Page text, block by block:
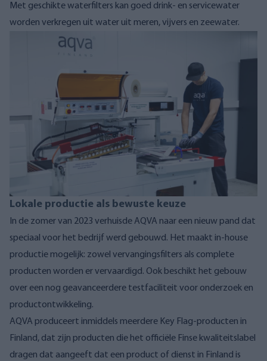
Met geschikte waterfilters kan goed drink- en servicewater
worden verkregen uit water uit meren, vijvers en zeewater.
Lokale productie als bewuste keuze
In de zomer van 2023 verhuisde AQVA naar een nieuw pand dat
speciaal voor het bedrijf werd gebouwd. Het maakt in-house
productie mogelijk: zowel vervangingsfilters als complete
producten worden er vervaardigd. Ook beschikt het gebouw
over een nog geavanceerdere testfaciliteit voor onderzoek en
productontwikkeling.
AQVA produceert inmiddels meerdere Key Flag-producten in
Finland, dat zijn producten die het officiële Finse kwaliteitslabel
dragen dat aangeeft dat een product of dienst in Finland is